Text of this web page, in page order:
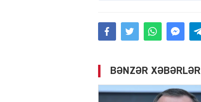
BƏNZƏR XƏBƏRLƏR